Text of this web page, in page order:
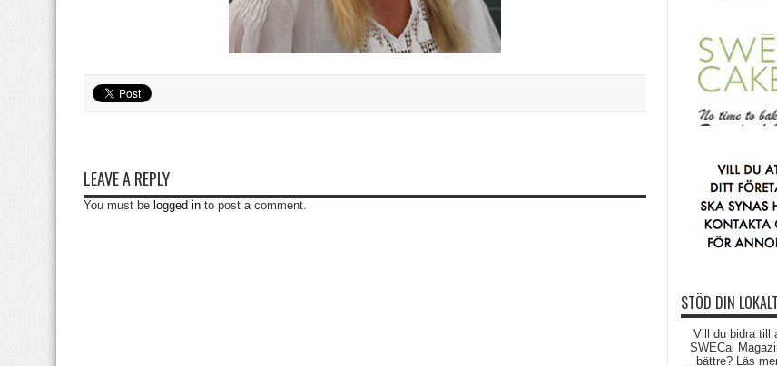
LEAVE A REPLY
You must be logged in to post a comment.
STÖD DIN
Vill du bidra till
SWECal
bättre? Läs